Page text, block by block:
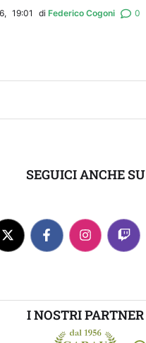
, 19:01 di Federico Cogoni 0
SEGUICI ANCHE SU
I NOSTRI PARTNER